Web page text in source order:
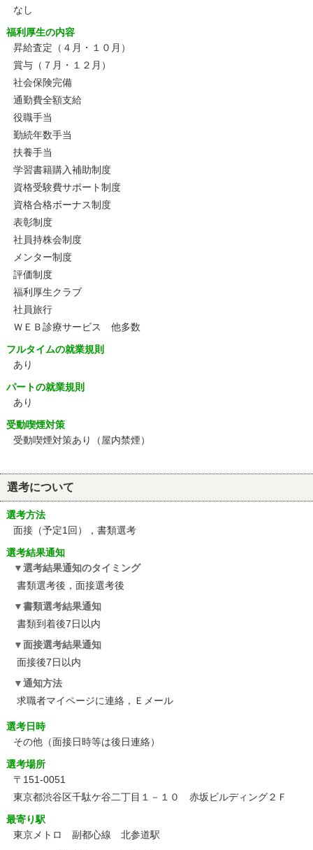
なし
福利厚生の内容
昇給査定（４月・１０月）
賞与（７月・１２月）
社会保険完備
通勤費全額支給
役職手当
勤続年数手当
扶養手当
学習書籍購入補助制度
資格受験費サポート制度
資格合格ボーナス制度
表彰制度
社員持株会制度
メンター制度
評価制度
福利厚生クラブ
社員旅行
ＷＥＢ診療サービス 他多数
フルタイムの就業規則
あり
パートの就業規則
あり
受動喫煙対策
受動喫煙対策あり（屋内禁煙）
選考について
選考方法
面接（予定1回），書類選考
選考結果通知
選考結果通知のタイミング
書類選考後，面接選考後
書類選考結果通知
書類到着後7日以内
面接選考結果通知
面接後7日以内
通知方法
求職者マイページに連絡，Ｅメール
選考日時
その他（面接日時等は後日連絡）
選考場所
〒151-0051
東京都渋谷区千駄ケ谷二丁目１－１０ 赤坂ビルディング２Ｆ
最寄り駅
東京メトロ 副都心線 北参道駅